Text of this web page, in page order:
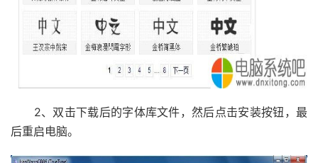
2、双击下载后的字体库文件，然后点击安装按钮，最
后重启电脑。